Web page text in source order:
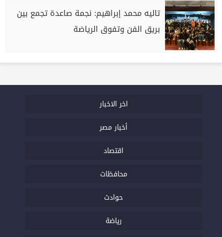
تاليه محمد إبراهيم: نجمة صاعدة تجمع بين
بريق الفن وتفوق الرياضة
اخر الاخبار
أخبار مصر
اقتصاد
محافظات
حوادث
رياضة